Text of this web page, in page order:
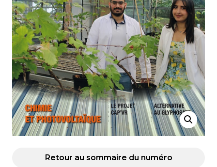
Retour au sommaire du numéro